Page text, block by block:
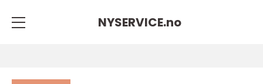
NYSERVICE.no